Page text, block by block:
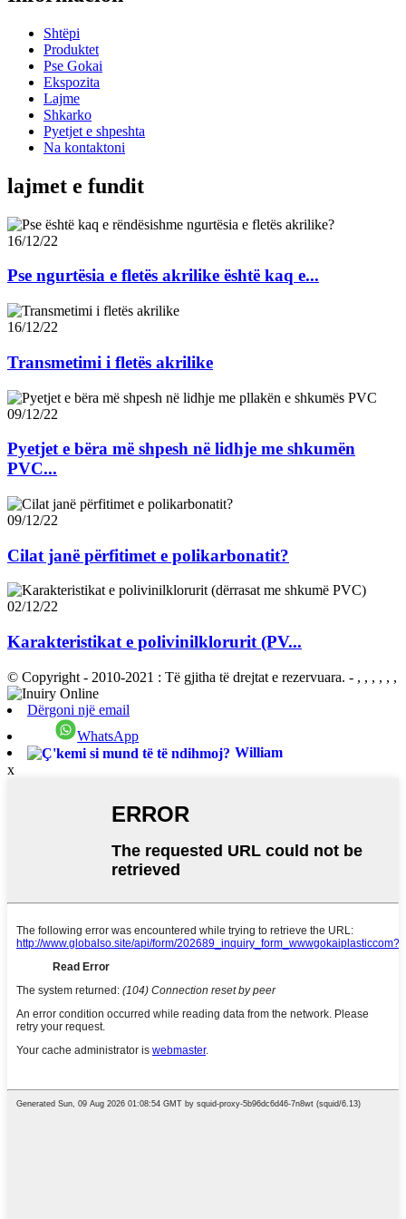
Shtëpi
Produktet
Pse Gokai
Ekspozita
Lajme
Shkarko
Pyetjet e shpeshta
Na kontaktoni
lajmet e fundit
16/12/22
Pse ngurtësia e fletës akrilike është kaq e...
16/12/22
Transmetimi i fletës akrilike
09/12/22
Pyetjet e bëra më shpesh në lidhje me shkumën
PVC...
09/12/22
Cilat janë përfitimet e polikarbonatit?
02/12/22
Karakteristikat e polivinilklorurit (PV...
© Copyright - 2010-2021 : Të gjitha të drejtat e rezervuara. - , , , , , ,
Dërgoni një email
WhatsApp
William
x